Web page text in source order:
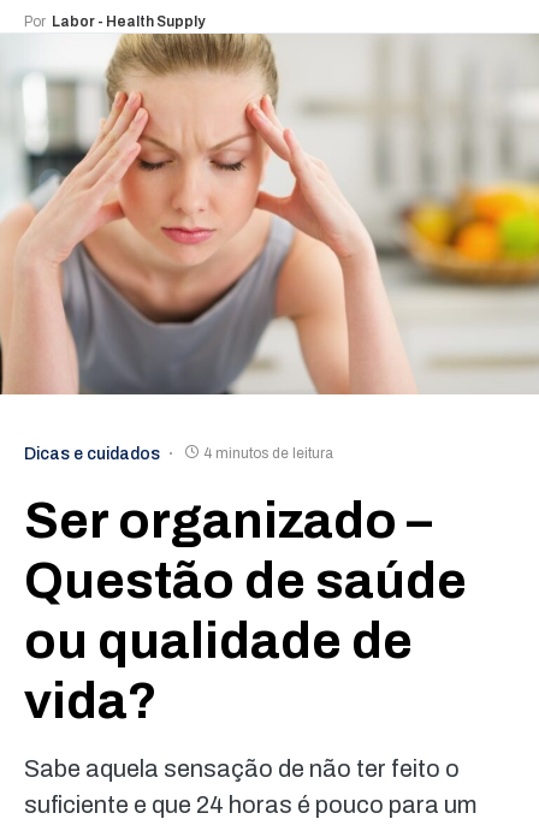
Por Labor - Health Supply
Dicas e cuidados 4 minutos de leitura
Ser organizado –
Questão de saúde
ou qualidade de
vida?
Sabe aquela sensação de não ter feito o
suficiente e que 24 horas é pouco para um